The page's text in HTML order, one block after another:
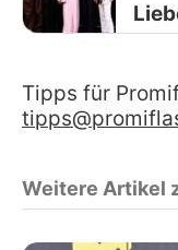
Tipps für
Weitere Artikel